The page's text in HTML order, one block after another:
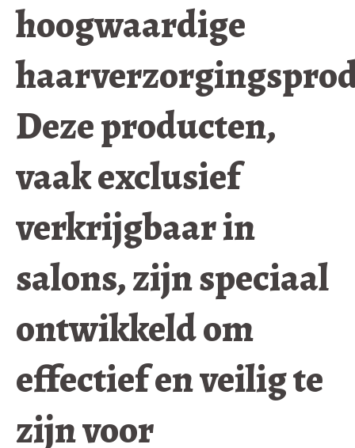
hoogwaardige
Deze producten,
vaak exclusief
verkrijgbaar in
salons, zijn speciaal
ontwikkeld om
effectief en veilig te
zijn voor